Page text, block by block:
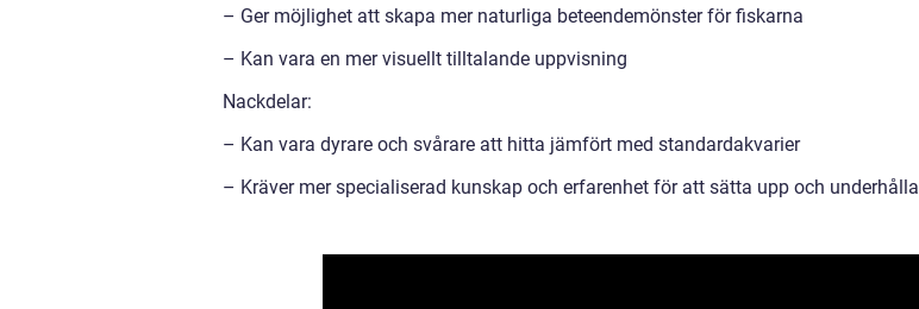
– Ger möjlighet att skapa mer naturliga beteendemönster för fiskarna
– Kan vara en mer visuellt tilltalande uppvisning
Nackdelar:
– Kan vara dyrare och svårare att hitta jämfört med standardakvarier
– Kräver mer specialiserad kunskap och erfarenhet för att sätta upp och underhålla